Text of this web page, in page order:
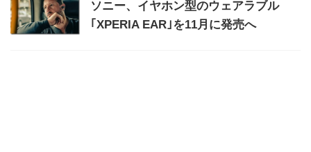
ソニー、イヤホン型のウェアラブル
｢XPERIA EAR｣を11月に発売へ